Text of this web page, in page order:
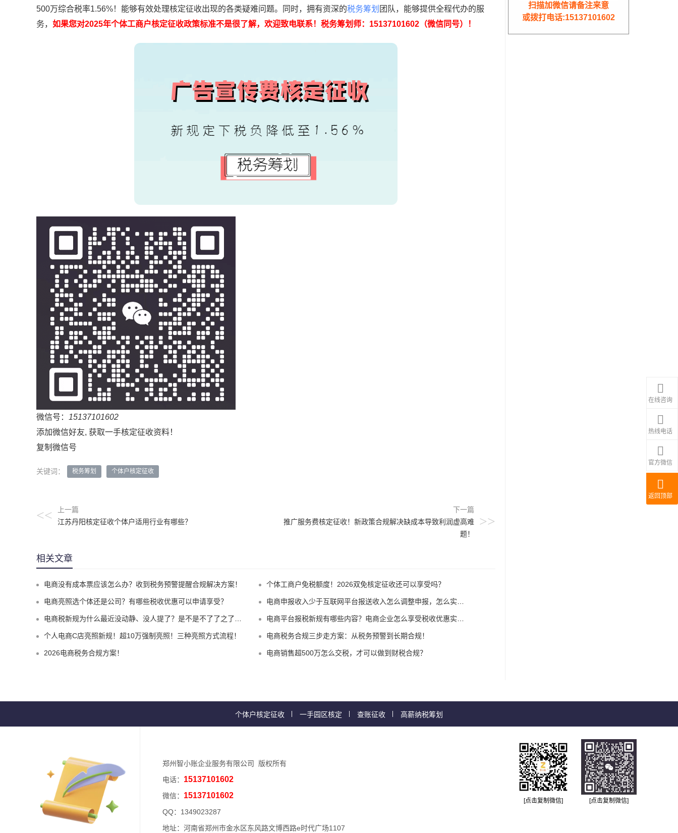
500万综合税率1.56%！能够有效处理核定征收出现的各类疑难问题。同时，拥有资深的税务筹划 团队，能够提供全程代办的服
务， 如果您对2025年个体工商户核定征收政策标准不是很了解，欢迎致电联系！税务筹划师：15137101602（微信同号）！
微信号： 15137101602
添加微信好友, 获取一手核定征收资料！
复制微信号
关键词： 税务筹划 个体户核定征收
<<
上一篇
江苏丹阳核定征收个体户适用行业有哪些？
下一篇
推广服务费核定征收！新政策合规解决缺成本导致利润虚高难
题！
>>
相关文章
电商没有成本票应该怎么办？收到税务预警提醒合规解决方案！ 个体工商户免税额度！2026双免核定征收还可以享受吗？
电商亮照选个体还是公司？有哪些税收优惠可以申请享受？ 电商申报收入少于互联网平台报送收入怎么调整申报，怎么实现合规申报享受税收优惠！
电商税新规为什么最近没动静、没人提了？是不是不了了之了嘛？ 电商平台报税新规有哪些内容？电商企业怎么享受税收优惠实现税务合规？
个人电商C店亮照新规！超10万强制亮照！三种亮照方式流程！ 电商税务合规三步走方案：从税务预警到长期合规！
2026电商税务合规方案！ 电商销售超500万怎么交税，才可以做到财税合规？
在线咨询
热线电话
官方微信
返回顶部
个体户核定征收 一手园区核定 查账征收 高薪纳税筹划
[点击复制微信] [点击复制微信]
郑州智小账企业服务有限公司 版权所有
电话： 15137101602
微信： 15137101602
QQ： 1349023287
地址：河南省郑州市金水区东风路文博西路e时代广场1107
扫描加微信请备注来意
或拨打电话:15137101602